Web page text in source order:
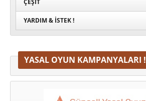
ÇEŞIT
YARDIM & İSTEK !
YASAL OYUN KAMPANYALARI !